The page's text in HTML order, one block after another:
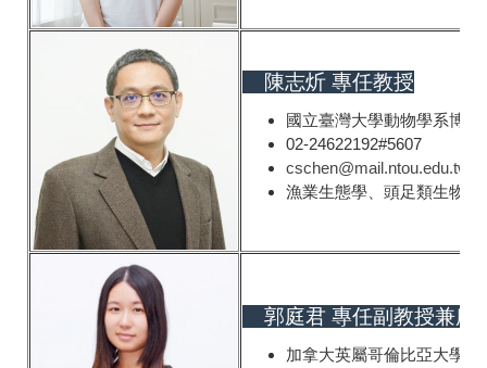
陳志炘 專任教授
國立臺灣大學動物學系博士
02-24622192#5607
cschen@mail.ntou.edu.tw
漁業生態學、頭足類生物學
郭庭君 專任副教授兼所
加拿大英屬哥倫比亞大學